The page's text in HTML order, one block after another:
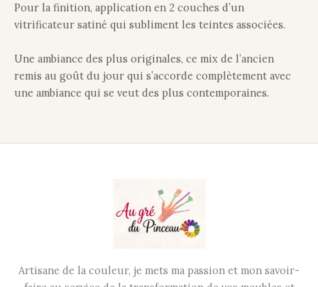
Pour la finition, application en 2 couches d’un
vitrificateur satiné qui subliment les teintes associées.
Une ambiance des plus originales, ce mix de l’ancien
remis au goût du jour qui s’accorde complètement avec
une ambiance qui se veut des plus contemporaines.
Artisane de la couleur, je mets ma passion et mon savoir-